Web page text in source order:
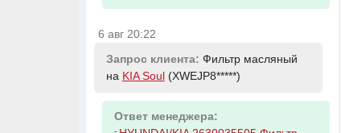
6 авг 20:22
Запрос клиента: Фильтр масляный
на KIA Soul (XWEJP8*****)
Ответ менеджера: